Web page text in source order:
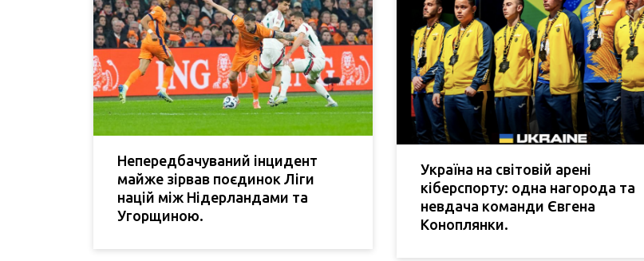
Непередбачуваний інцидент
майже зірвав поєдинок Ліги
націй між Нідерландами та
Угорщиною.
Україна на світовій арені
кіберспорту: одна нагорода та
невдача команди Євгена
Коноплянки.